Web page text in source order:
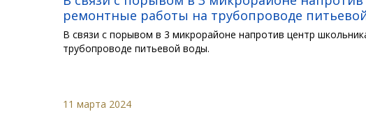
ремонтные работы на трубопроводе
В связи с порывом в 3 микрорайоне напротив центр
трубопроводе питьевой воды.
11 марта 2024